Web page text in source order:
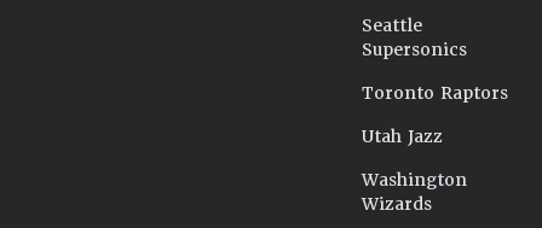
Seattle
Supersonics
Toronto Raptors
Utah Jazz
Washington
Wizards